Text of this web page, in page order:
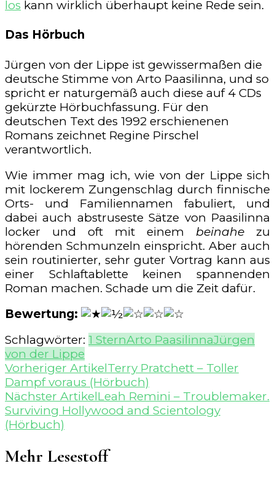
los kann wirklich überhaupt keine Rede sein.
Das Hörbuch
Jürgen von der Lippe ist gewissermaßen die
deutsche Stimme von Arto Paasilinna, und so
spricht er naturgemäß auch diese auf 4 CDs
gekürzte Hörbuchfassung. Für den
deutschen Text des 1992 erschienenen
Romans zeichnet Regine Pirschel
verantwortlich.
Wie immer mag ich, wie von der Lippe sich
mit lockerem Zungenschlag durch finnische
Orts- und Familiennamen fabuliert, und
dabei auch abstruseste Sätze von Paasilinna
locker und oft mit einem beinahe zu
hörenden Schmunzeln einspricht. Aber auch
sein routinierter, sehr guter Vortrag kann aus
einer Schlaftablette keinen spannenden
Roman machen. Schade um die Zeit dafür.
Bewertung:
Schlagwörter: 1 SternArto PaasilinnaJürgen
von der Lippe
Beitragsnavigation
Vorheriger ArtikelTerry Pratchett – Toller
Dampf voraus (Hörbuch)
Nächster ArtikelLeah Remini – Troublemaker.
Surviving Hollywood and Scientology
(Hörbuch)
Mehr Lesestoff